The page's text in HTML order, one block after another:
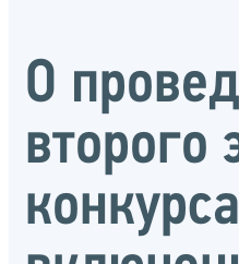
О
второго